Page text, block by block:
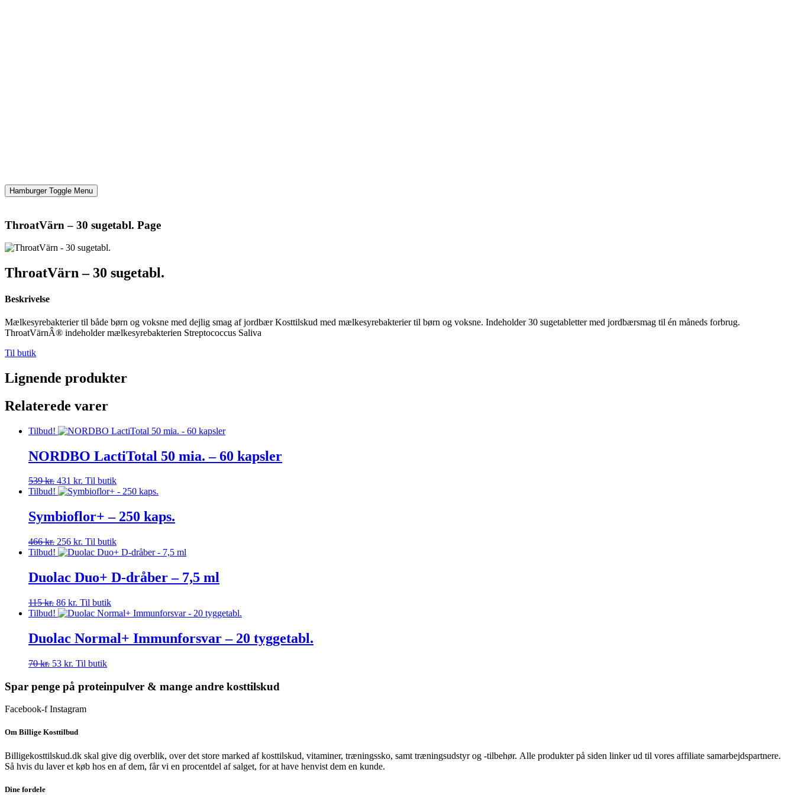
Hamburger Toggle Menu
ThroatVärn – 30 sugetabl. Page
ThroatVärn – 30 sugetabl.
Beskrivelse
Mælkesyrebakterier til både børn og voksne med dejlig smag af jordbær Kosttilskud med mælkesyrebakterier til børn og voksne. Indeholder 30 sugetabletter med jordbærsmag til én måneds forbrug.
ThroatVärnÂ® indeholder mælkesyrebakterien Streptococcus Saliva
Til butik
Lignende produkter
Relaterede varer
Tilbud!
NORDBO LactiTotal 50 mia. – 60 kapsler
539kr. Den
oprindelige
var:
539 kr..
431 kr. Den
aktuelle
er:
431 kr..
Til butik
Tilbud!
Symbioflor+ – 250 kaps.
466kr. Den
oprindelige
466 kr..
256 kr. Den
aktuelle
er:
256 kr..
Til butik
Tilbud!
Duolac Duo+ D-dråber – 7,5 ml
115kr. Den
oprindelige
var:
115 kr..
86 kr. Den
aktuelle
er:
86 kr..
Til butik
Tilbud!
Duolac Normal+ Immunforsvar – 20 tyggetabl.
70kr. Den
pris
var:
70 kr..
53 kr. Den
pris
er:
53 kr..
Til butik
Spar penge på proteinpulver & mange andre kosttilskud
Facebook-f Instagram
Om Billige Kosttilbud
Billigekosttilskud.dk skal give dig overblik, over det store marked af kosttilskud, vitaminer, træningssko, samt træningsudstyr og -tilbehør. Alle produkter på siden linker ud til vores affiliate samarbejdspartnere.
Så hvis du laver et køb hos en af dem, får vi en procentdel af salget, for at have henvist dem en kunde.
Dine fordele